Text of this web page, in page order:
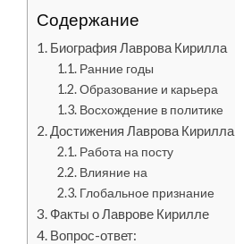
Содержание
Биография Лаврова Кирилла
Ранние годы
Образование и карьера
Восхождение в политике
Достижения Лаврова Кирилла
Работа на посту
Влияние на
Глобальное признание
Факты о Лаврове Кирилле
Вопрос-ответ: